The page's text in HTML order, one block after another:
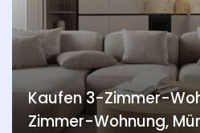
Kaufen 3-Zimmer-
Zimmer-Wohnung,